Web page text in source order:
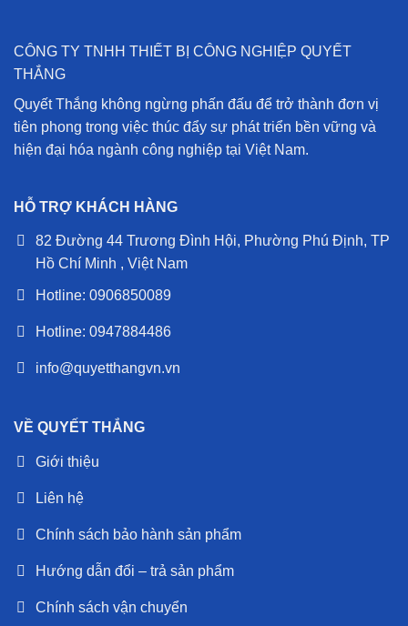
CÔNG TY TNHH THIẾT BỊ CÔNG NGHIỆP QUYẾT
THẮNG
Quyết Thắng không ngừng phấn đấu để trở thành đơn vị
tiên phong trong việc thúc đẩy sự phát triển bền vững và
hiện đại hóa ngành công nghiệp tại Việt Nam.
HỖ TRỢ KHÁCH HÀNG
82 Đường 44 Trương Đình Hội, Phường Phú Định, TP
Hồ Chí Minh , Việt Nam
Hotline: 0906850089
Hotline: 0947884486
info@quyetthangvn.vn
VỀ QUYẾT THẮNG
Giới thiệu
Liên hệ
Chính sách bảo hành sản phẩm
Hướng dẫn đổi – trả sản phẩm
Chính sách vận chuyển